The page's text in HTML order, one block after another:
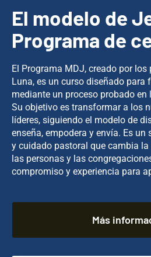
El modelo de
Programa de
El Programa MDJ, creado por los
Luna, es un curso diseñado para
mediante un proceso probado en
Su objetivo es transformar a los
líderes, siguiendo el modelo de
enseña, empodera y envía. Es
y cuidado pastoral que cambia
las personas y las
compromiso y experiencia para
Más